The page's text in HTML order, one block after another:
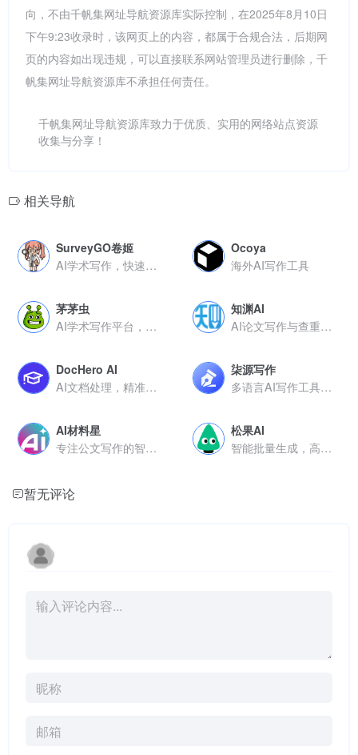
向，不由千帆集网址导航资源库实际控制，在2025年8月10日
下午9:23收录时，该网页上的内容，都属于合规合法，后期网
页的内容如出现违规，可以直接联系网站管理员进行删除，千
帆集网址导航资源库不承担任何责任。
千帆集网址导航资源库致力于优质、实用的网络站点资源
收集与分享！
相关导航
SurveyGO卷姬
AI学术写作，快速生成万字文献综述
Ocoya
海外AI写作工具
茅茅虫
AI学术写作平台，一键生成论文框架与查重报告
知渊AI
AI论文写作与查重优化全流程平台
DocHero AI
AI文档处理，精准翻译润色，多语言支持
柒源写作
多语言AI写作工具，自定义参数生成故事，支持封面与有声书制作
AI材料星
专注公文写作的智能平台
松果AI
智能批量生成，高质量文本创作更高效
暂无评论